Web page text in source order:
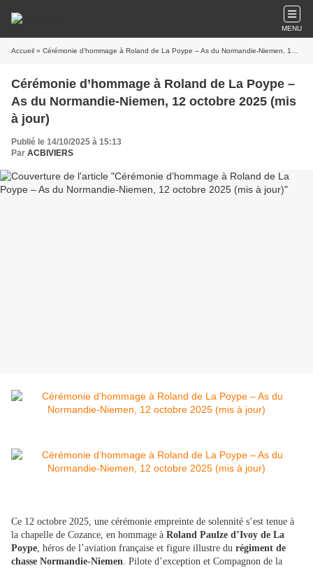
MENU
Accueil » Cérémonie d’hommage à Roland de La Poype – As du Normandie-Niemen, 12 octobre 2025 (mis à jour)
Cérémonie d’hommage à Roland de La Poype –
As du Normandie-Niemen, 12 octobre 2025 (mis
à jour)
Publié le 14/10/2025 à 15:13
Par ACBIVIERS
Ce 12 octobre 2025, une cérémonie empreinte de solennité s’est tenue à
la chapelle de Cozance, en hommage à Roland Paulze d’Ivoy de La
Poype, héros de l’aviation française et figure illustre du régiment de
chasse Normandie-Niemen. Pilote d’exception et Compagnon de la